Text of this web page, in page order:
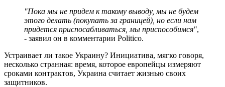
"Пока мы не придем к такому выводу, мы не будем
этого делать (покупать за границей), но если нам
придется приспосабливаться, мы приспособимся",
- заявил он в комментарии Politico.
Устраивает ли такое Украину? Инициатива, мягко говоря,
несколько странная: время, которое европейцы измеряют
сроками контрактов, Украина считает жизнью своих
защитников.